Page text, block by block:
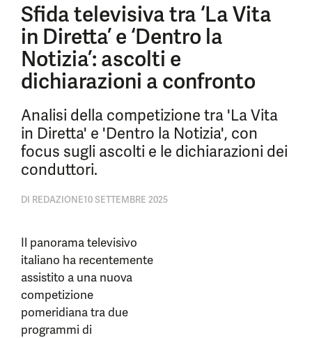
Sfida televisiva tra ‘La Vita
in Diretta’ e ‘Dentro la
Notizia’: ascolti e
dichiarazioni a confronto
Analisi della competizione tra 'La Vita
in Diretta' e 'Dentro la Notizia', con
focus sugli ascolti e le dichiarazioni dei
conduttori.
DI REDAZIONE10 SETTEMBRE 2025
Il panorama televisivo
italiano ha recentemente
assistito a una nuova
competizione
pomeridiana tra due
programmi di